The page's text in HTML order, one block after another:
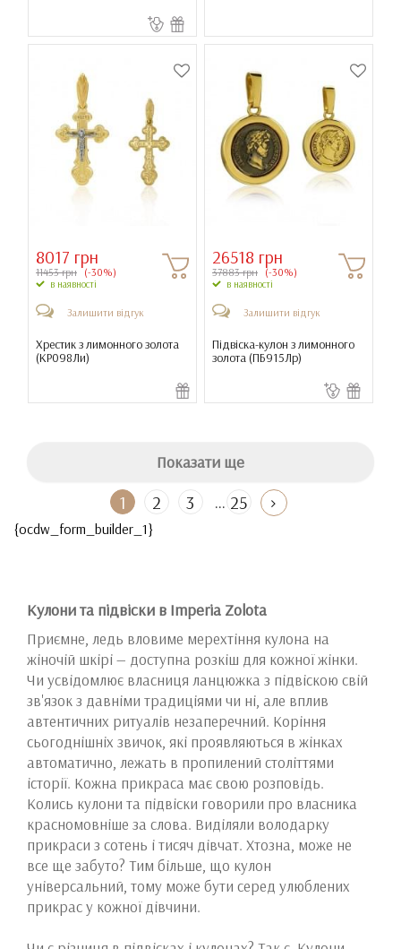
8017 грн
11453 грн (-30%)
в наявності
Залишити відгук
Хрестик з лимонного золота
(КР098Ли)
26518 грн
37883 грн (-30%)
в наявності
Залишити відгук
Підвіска-кулон з лимонного
золота (ПБ915Лр)
Показати ще
1 2 3 ... 25
{ocdw_form_builder_1}
Кулони та підвіски в Imperia Zolota
Приємне, ледь вловиме мерехтіння кулона на
жіночій шкірі — доступна розкіш для кожної жінки.
Чи усвідомлює власниця ланцюжка з підвіскою свій
зв'язок з давніми традиціями чи ні, але вплив
автентичних ритуалів незаперечний. Коріння
сьогоднішніх звичок, які проявляються в жінках
автоматично, лежать в пропилений століттями
історії. Кожна прикраса має свою розповідь.
Колись кулони та підвіски говорили про власника
красномовніше за слова. Виділяли володарку
прикраси з сотень і тисяч дівчат. Хтозна, може не
все ще забуто? Тим більше, що кулон
універсальний, тому може бути серед улюблених
прикрас у кожної дівчини.